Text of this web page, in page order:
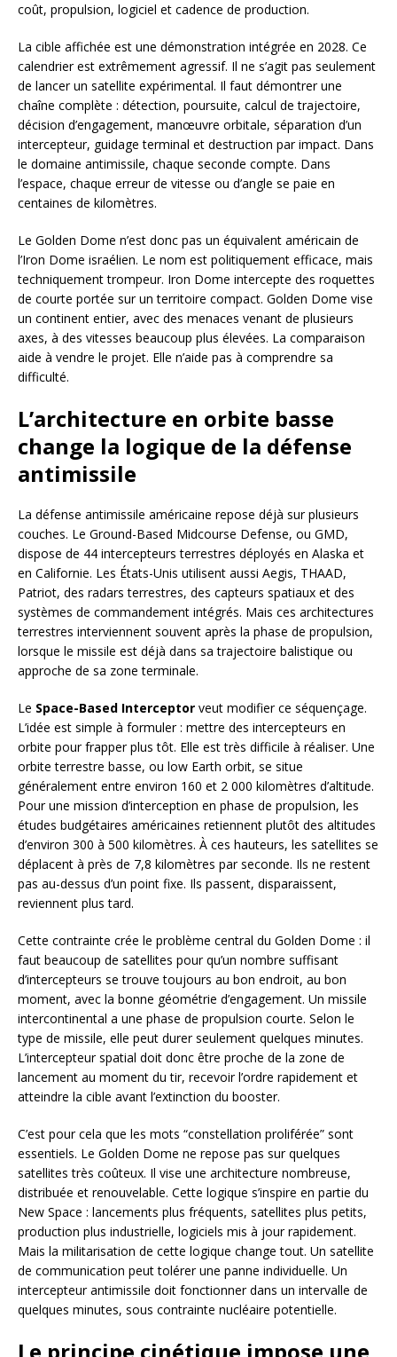
coût, propulsion, logiciel et cadence de production.
La cible affichée est une démonstration intégrée en 2028. Ce
calendrier est extrêmement agressif. Il ne s’agit pas seulement
de lancer un satellite expérimental. Il faut démontrer une
chaîne complète : détection, poursuite, calcul de trajectoire,
décision d’engagement, manœuvre orbitale, séparation d’un
intercepteur, guidage terminal et destruction par impact. Dans
le domaine antimissile, chaque seconde compte. Dans
l’espace, chaque erreur de vitesse ou d’angle se paie en
centaines de kilomètres.
Le Golden Dome n’est donc pas un équivalent américain de
l’Iron Dome israélien. Le nom est politiquement efficace, mais
techniquement trompeur. Iron Dome intercepte des roquettes
de courte portée sur un territoire compact. Golden Dome vise
un continent entier, avec des menaces venant de plusieurs
axes, à des vitesses beaucoup plus élevées. La comparaison
aide à vendre le projet. Elle n’aide pas à comprendre sa
difficulté.
L’architecture en orbite basse
change la logique de la défense
antimissile
La défense antimissile américaine repose déjà sur plusieurs
couches. Le Ground-Based Midcourse Defense, ou GMD,
dispose de 44 intercepteurs terrestres déployés en Alaska et
en Californie. Les États-Unis utilisent aussi Aegis, THAAD,
Patriot, des radars terrestres, des capteurs spatiaux et des
systèmes de commandement intégrés. Mais ces architectures
terrestres interviennent souvent après la phase de propulsion,
lorsque le missile est déjà dans sa trajectoire balistique ou
approche de sa zone terminale.
Le Space-Based Interceptor veut modifier ce séquençage.
L’idée est simple à formuler : mettre des intercepteurs en
orbite pour frapper plus tôt. Elle est très difficile à réaliser. Une
orbite terrestre basse, ou low Earth orbit, se situe
généralement entre environ 160 et 2 000 kilomètres d’altitude.
Pour une mission d’interception en phase de propulsion, les
études budgétaires américaines retiennent plutôt des altitudes
d’environ 300 à 500 kilomètres. À ces hauteurs, les satellites se
déplacent à près de 7,8 kilomètres par seconde. Ils ne restent
pas au-dessus d’un point fixe. Ils passent, disparaissent,
reviennent plus tard.
Cette contrainte crée le problème central du Golden Dome : il
faut beaucoup de satellites pour qu’un nombre suffisant
d’intercepteurs se trouve toujours au bon endroit, au bon
moment, avec la bonne géométrie d’engagement. Un missile
intercontinental a une phase de propulsion courte. Selon le
type de missile, elle peut durer seulement quelques minutes.
L’intercepteur spatial doit donc être proche de la zone de
lancement au moment du tir, recevoir l’ordre rapidement et
atteindre la cible avant l’extinction du booster.
C’est pour cela que les mots “constellation proliférée” sont
essentiels. Le Golden Dome ne repose pas sur quelques
satellites très coûteux. Il vise une architecture nombreuse,
distribuée et renouvelable. Cette logique s’inspire en partie du
New Space : lancements plus fréquents, satellites plus petits,
production plus industrielle, logiciels mis à jour rapidement.
Mais la militarisation de cette logique change tout. Un satellite
de communication peut tolérer une panne individuelle. Un
intercepteur antimissile doit fonctionner dans un intervalle de
quelques minutes, sous contrainte nucléaire potentielle.